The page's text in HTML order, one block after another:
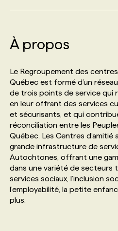
PRIX ET
TENDANCES
GEO/SEO
ÉVÉNEMENTIEL
NOS AUTEUR‧RICES
FAQ
ANNONCEZ AVEC
FORMATIONS
NOS FORMATEUR‧RICES
POURQUOI CHOISIR
NOS TARIFS
PROGRAMMES DE
FAQ
ANNONCEZ AVEC NOUS
NOS TARIFS
NOS EXPERTISES
FAQ
ANNONCEZ AVEC NOUS
À propos
Le Regroupement des
Québec est formé d’un
de trois points de service qui
en leur offrant des services
et sécurisants, et qui
réconciliation entre les
Québec. Les Centres
grande infrastructure de
Autochtones, offrant une
dans une variété de secteurs
services sociaux, l’inclusion
l’employabilité, la petite
plus.